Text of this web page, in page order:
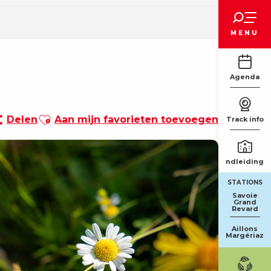
MENU
Agenda
Track info
STATIONS
Savoie
Grand
Revard
Aillons
Margériaz
Delen Ajouter aux favoris
Aan mijn favorieten toevoegen